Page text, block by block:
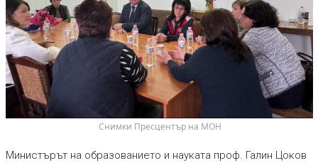
Снимки Пресцентър на МОН
Министърът на образованието и науката проф. Галин Цоков